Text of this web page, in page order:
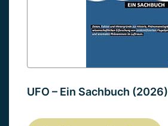
UFO – Ein Sachbuch (2026)